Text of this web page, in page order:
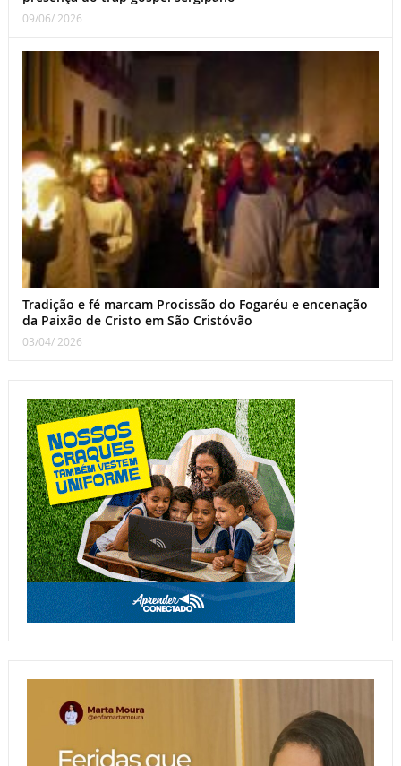
09/06/ 2026
Tradição e fé marcam Procissão do Fogaréu e encenação
da Paixão de Cristo em São Cristóvão
03/04/ 2026